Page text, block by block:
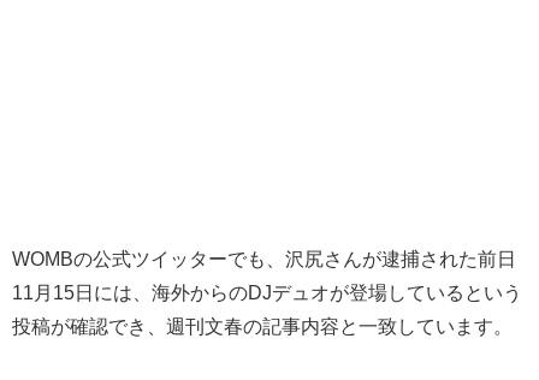
WOMBの公式ツイッターでも、沢尻さんが逮捕された前日
11月15日には、海外からのDJデュオが登場しているという
投稿が確認でき、週刊文春の記事内容と一致しています。